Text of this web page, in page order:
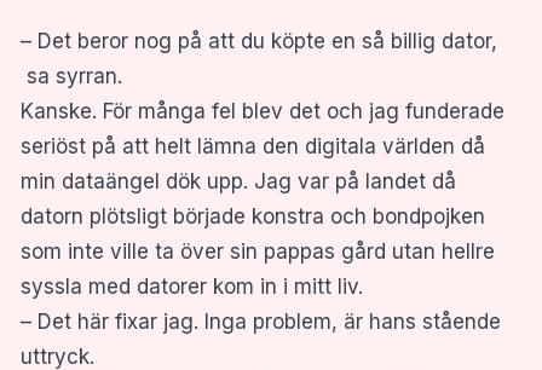
– Det beror nog på att du köpte en så billig dator,
sa syrran.
Kanske. För många fel blev det och jag funderade
seriöst på att helt lämna den digitala världen då
min dataängel dök upp. Jag var på landet då
datorn plötsligt började konstra och bondpojken
som inte ville ta över sin pappas gård utan hellre
syssla med datorer kom in i mitt liv.
– Det här fixar jag. Inga problem, är hans stående
uttryck.